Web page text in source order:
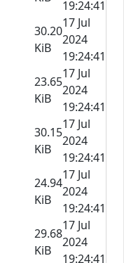
19:24:41
30.20
KiB
17 Jul
2024
19:24:41
23.65
KiB
17 Jul
2024
19:24:41
30.15
KiB
17 Jul
2024
19:24:41
24.94
KiB
17 Jul
2024
19:24:41
29.68
KiB
17 Jul
2024
19:24:41